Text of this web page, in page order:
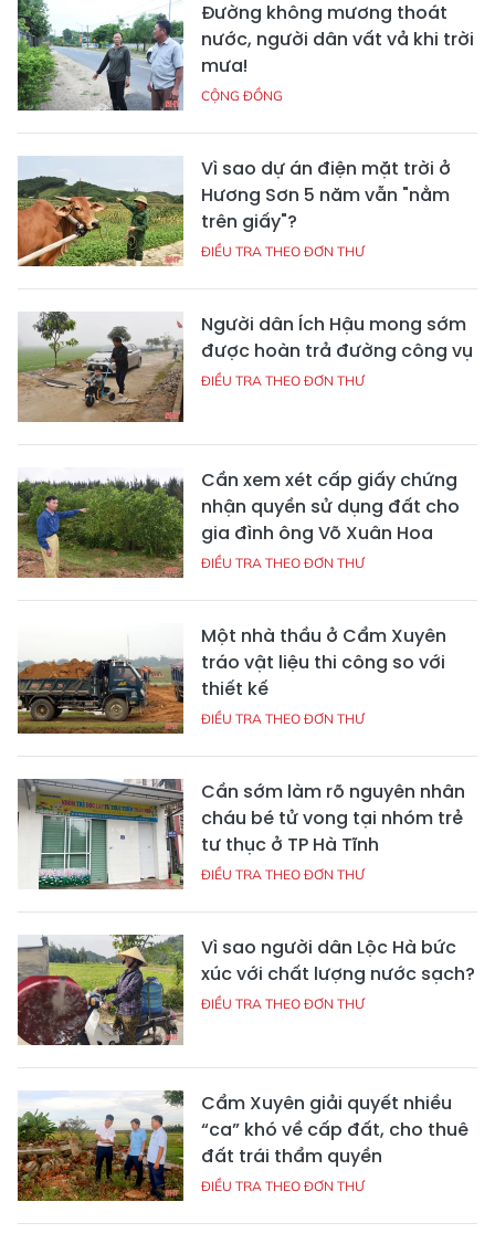
Đường không mương thoát
nước, người dân vất vả khi trời
mưa!
CỘNG ĐỒNG
Vì sao dự án điện mặt trời ở
Hương Sơn 5 năm vẫn "nằm
trên giấy"?
ĐIỀU TRA THEO ĐƠN THƯ
Người dân Ích Hậu mong sớm
được hoàn trả đường công vụ
ĐIỀU TRA THEO ĐƠN THƯ
Cần xem xét cấp giấy chứng
nhận quyền sử dụng đất cho
gia đình ông Võ Xuân Hoa
ĐIỀU TRA THEO ĐƠN THƯ
Một nhà thầu ở Cẩm Xuyên
tráo vật liệu thi công so với
thiết kế
ĐIỀU TRA THEO ĐƠN THƯ
Cần sớm làm rõ nguyên nhân
cháu bé tử vong tại nhóm trẻ
tư thục ở TP Hà Tĩnh
ĐIỀU TRA THEO ĐƠN THƯ
Vì sao người dân Lộc Hà bức
xúc với chất lượng nước sạch?
ĐIỀU TRA THEO ĐƠN THƯ
Cẩm Xuyên giải quyết nhiều
“ca” khó về cấp đất, cho thuê
đất trái thẩm quyền
ĐIỀU TRA THEO ĐƠN THƯ